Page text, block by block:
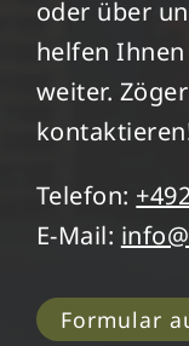
oder über
helfen
weiter.
Telefon:
E-Mail:
Formular